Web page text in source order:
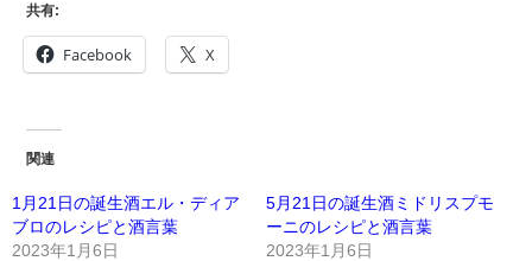
共有:
Facebook X
関連
1月21日の誕生酒エル・ディア
ブロのレシピと酒言葉
2023年1月6日
5月21日の誕生酒ミドリスプモ
ーニのレシピと酒言葉
2023年1月6日